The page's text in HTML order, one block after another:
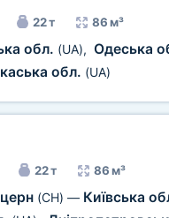
22 т 86 м³
обл. (UA), Одеська
обл. (UA)
22 т 86 м³
(CH) — Київська